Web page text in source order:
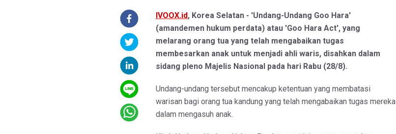
IVOOX.id, Korea Selatan - 'Undang-Undang Goo Hara'
(amandemen hukum perdata) atau 'Goo Hara Act', yang
melarang orang tua yang telah mengabaikan tugas
membesarkan anak untuk menjadi ahli waris, disahkan dalam
sidang pleno Majelis Nasional pada hari Rabu (28/8).
Undang-undang tersebut mencakup ketentuan yang membatasi
warisan bagi orang tua kandung yang telah mengabaikan tugas mereka
dalam mengasuh anak.